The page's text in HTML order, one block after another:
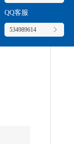
QQ客服
534989614